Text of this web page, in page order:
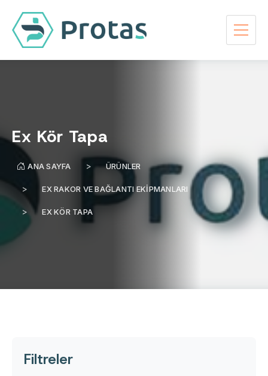
Ex Kör Tapa
ANA SAYFA ÜRÜNLER
EX RAKOR VE BAĞLANTI EKIPMANLARI
EX KÖR TAPA
Filtreler